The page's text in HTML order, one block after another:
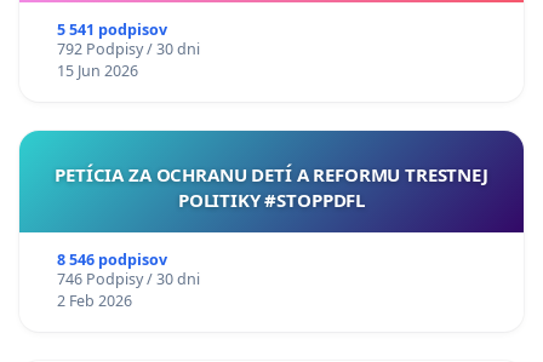
5 541 podpisov
792 Podpisy / 30 dni
15 Jun 2026
PETÍCIA ZA OCHRANU DETÍ A REFORMU TRESTNEJ
POLITIKY #STOPPDFL
8 546 podpisov
746 Podpisy / 30 dni
2 Feb 2026